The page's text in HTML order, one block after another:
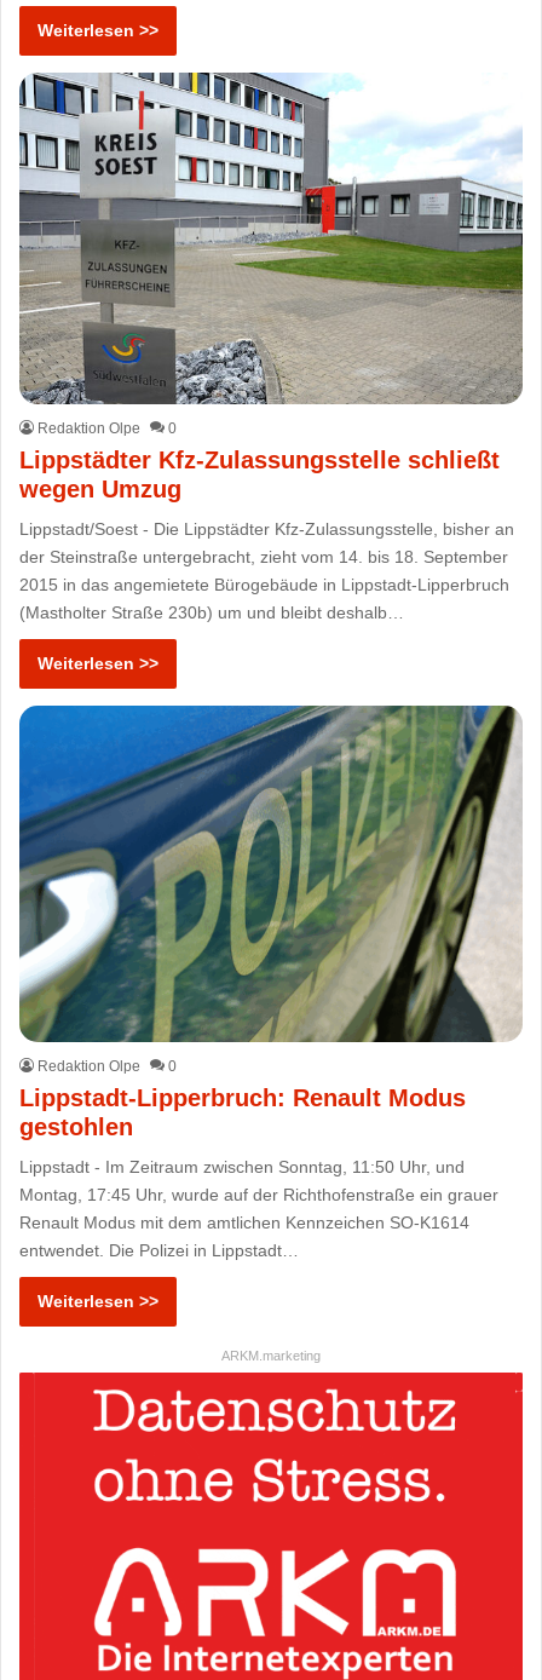
Weiterlesen >>
Redaktion Olpe 0
Lippstädter Kfz-Zulassungsstelle schließt
wegen Umzug
Lippstadt/Soest - Die Lippstädter Kfz-Zulassungsstelle, bisher an
der Steinstraße untergebracht, zieht vom 14. bis 18. September
2015 in das angemietete Bürogebäude in Lippstadt-Lipperbruch
(Mastholter Straße 230b) um und bleibt deshalb…
Weiterlesen >>
Redaktion Olpe 0
Lippstadt-Lipperbruch: Renault Modus
gestohlen
Lippstadt - Im Zeitraum zwischen Sonntag, 11:50 Uhr, und
Montag, 17:45 Uhr, wurde auf der Richthofenstraße ein grauer
Renault Modus mit dem amtlichen Kennzeichen SO-K1614
entwendet. Die Polizei in Lippstadt…
Weiterlesen >>
ARKM.marketing